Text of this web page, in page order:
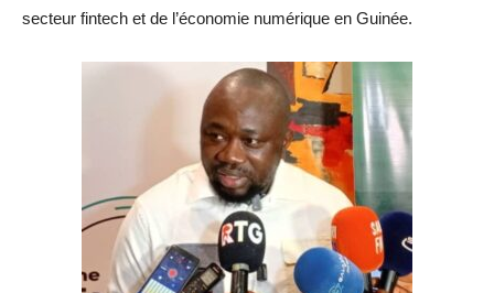
secteur fintech et de l’économie numérique en Guinée.